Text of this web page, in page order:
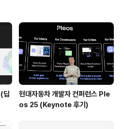
CPU 개수 값으로 m
되어 있다. 작은 프
스인 Poky를 빌드할
없지만 이 옵션들은
에 맞게 커스..
딥
현대자동차 개발자 컨퍼런스 Ple
os 25 (Keynote 후기)